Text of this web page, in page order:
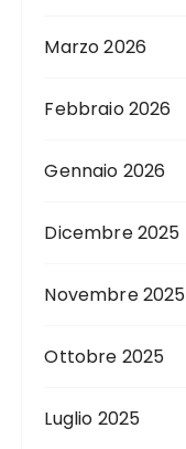
Marzo 2026
Febbraio 2026
Gennaio 2026
Dicembre 2025
Novembre 2025
Ottobre 2025
Luglio 2025